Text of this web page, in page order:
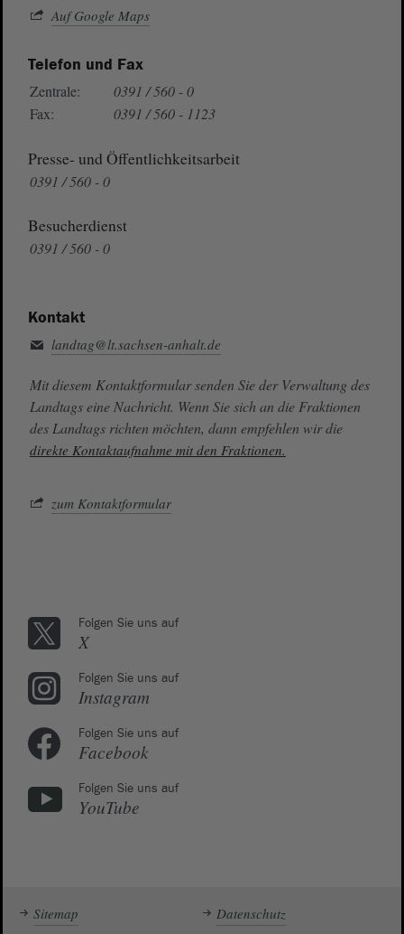
Auf Google Maps
Telefon und Fax
Zentrale:
0391 / 560 - 0
Fax:
0391 / 560 - 1123
Presse- und Öffentlichkeitsarbeit
0391 / 560 - 0
Besucherdienst
0391 / 560 - 0
Kontakt
landtag@lt.sachsen-anhalt.de
Mit diesem Kontaktformular senden Sie der Verwaltung des
Landtags eine Nachricht. Wenn Sie sich an die Fraktionen
des Landtags richten möchten, dann empfehlen wir die
direkte Kontaktaufnahme mit den Fraktionen.
zum Kontaktformular
Folgen Sie uns auf
X
Folgen Sie uns auf
Instagram
Folgen Sie uns auf
Facebook
Folgen Sie uns auf
YouTube
Sitemap Datenschutz